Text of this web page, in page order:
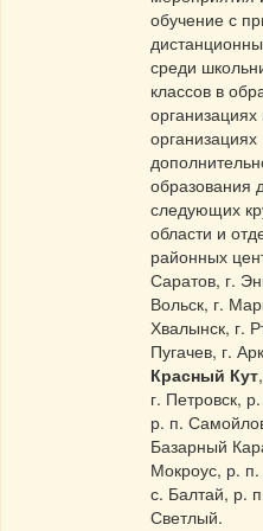
обучение с
среди
классов в
организациях
организациях
образования
следующих
области и
районных
Саратов, г.
Вольск, г.
Хвалынск, г.
Пугачев, г.
Красный Кут
г. Петровск,
р. п.
Базарный
Мокроус, р.
с. Балтай, р.
Светлый.